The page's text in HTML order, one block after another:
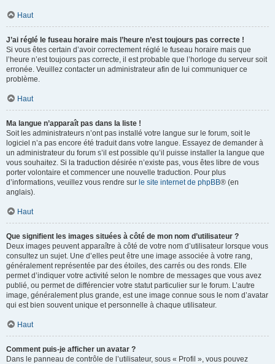
Haut
J’ai réglé le fuseau horaire mais l’heure n’est toujours pas correcte !
Si vous êtes certain d’avoir correctement réglé le fuseau horaire mais que
l’heure n’est toujours pas correcte, il est probable que l’horloge du serveur soit
erronée. Veuillez contacter un administrateur afin de lui communiquer ce
problème.
Haut
Ma langue n’apparaît pas dans la liste !
Soit les administrateurs n’ont pas installé votre langue sur le forum, soit le
logiciel n’a pas encore été traduit dans votre langue. Essayez de demander à
un administrateur du forum s’il est possible qu’il puisse installer la langue que
vous souhaitez. Si la traduction désirée n’existe pas, vous êtes libre de vous
porter volontaire et commencer une nouvelle traduction. Pour plus
d’informations, veuillez vous rendre sur le site internet de phpBB® (en
anglais).
Haut
Que signifient les images situées à côté de mon nom d’utilisateur ?
Deux images peuvent apparaître à côté de votre nom d’utilisateur lorsque vous
consultez un sujet. Une d’elles peut être une image associée à votre rang,
généralement représentée par des étoiles, des carrés ou des ronds. Elle
permet d’indiquer votre activité selon le nombre de messages que vous avez
publié, ou permet de différencier votre statut particulier sur le forum. L’autre
image, généralement plus grande, est une image connue sous le nom d’avatar
qui est bien souvent unique et personnelle à chaque utilisateur.
Haut
Comment puis-je afficher un avatar ?
Dans le panneau de contrôle de l’utilisateur, sous « Profil », vous pouvez